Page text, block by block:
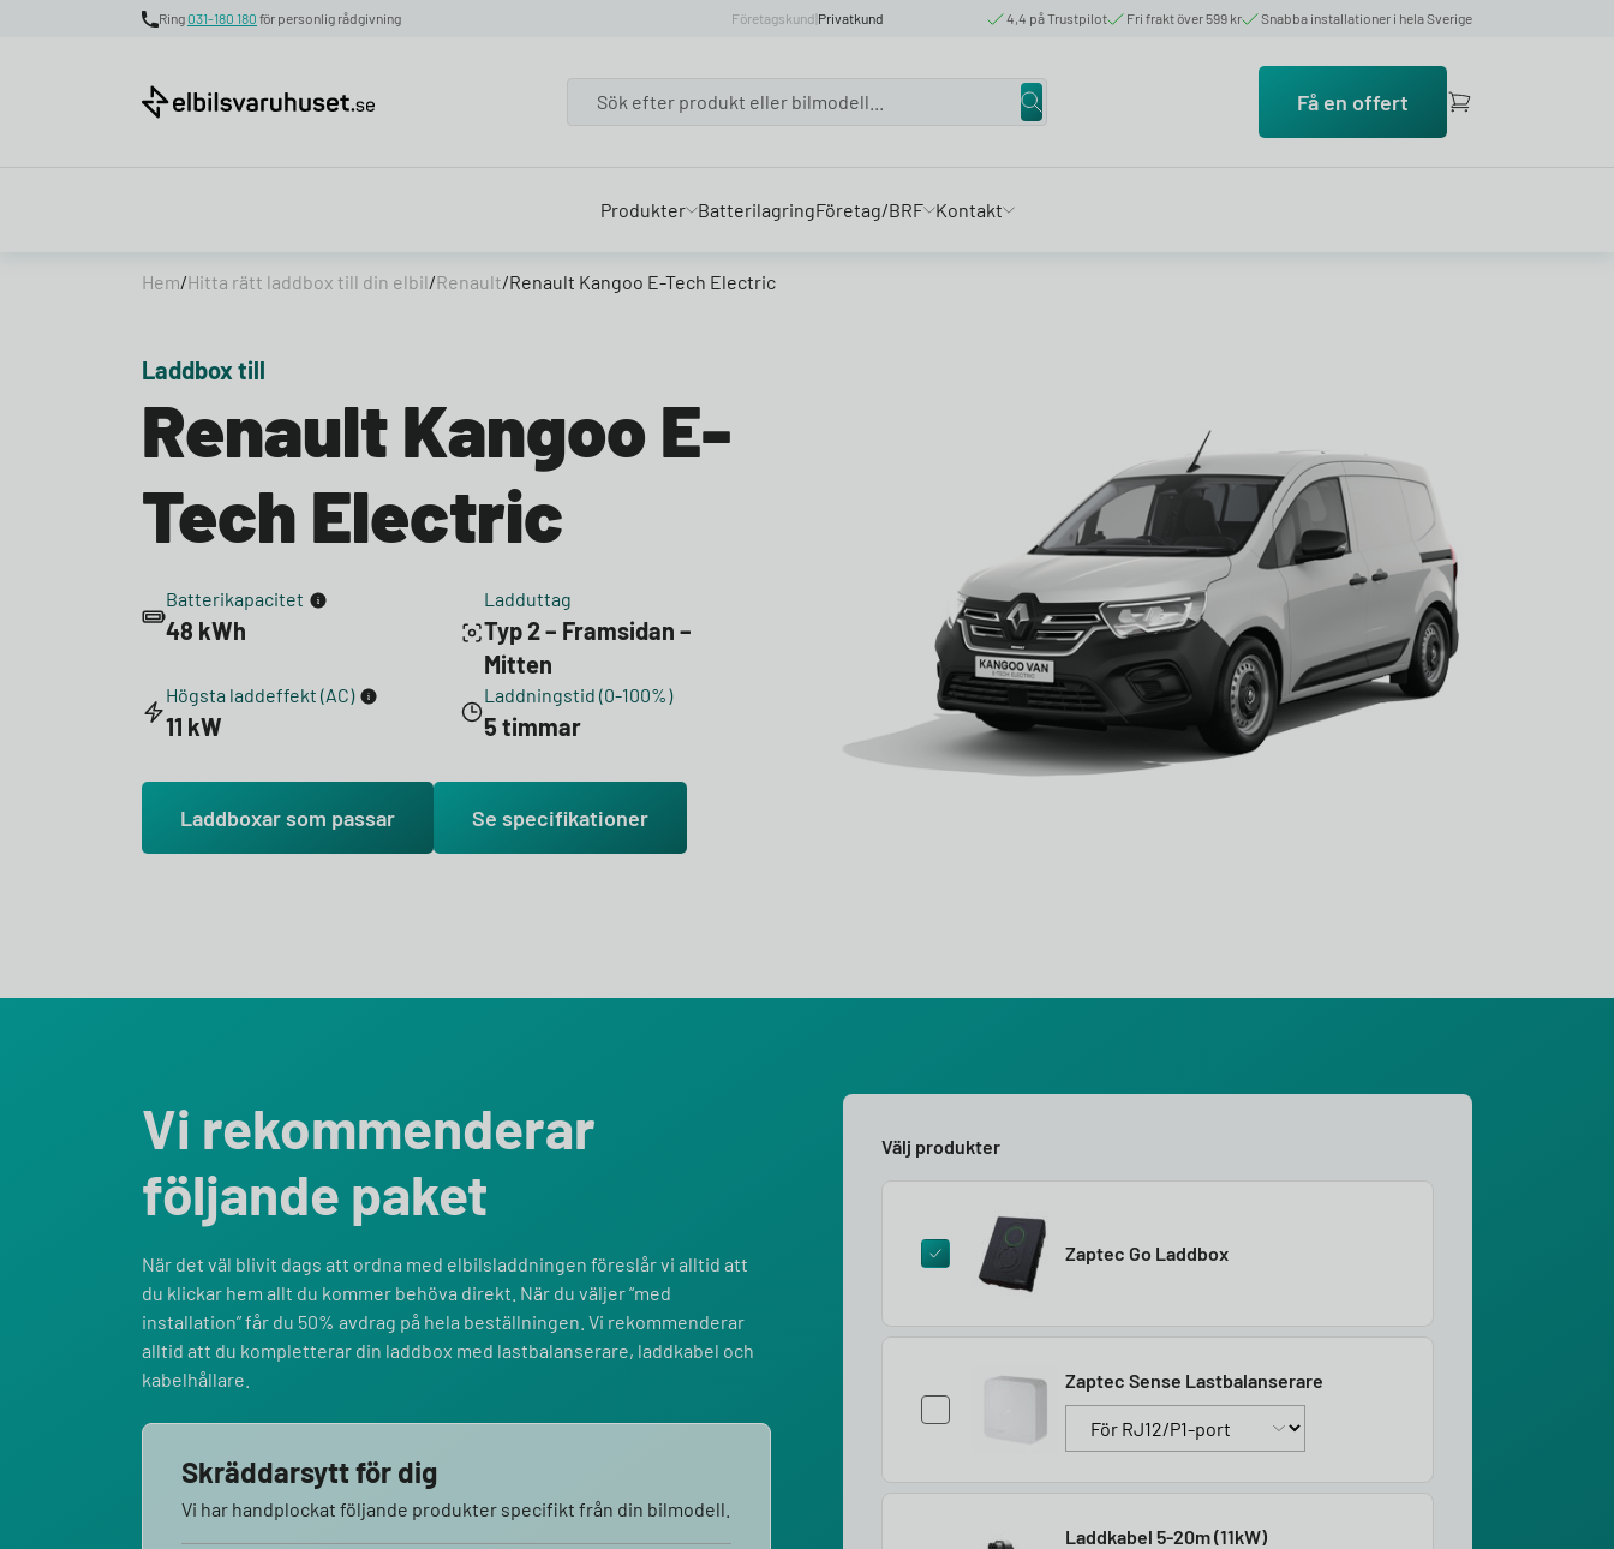
Ring031-180 180 för personlig rådgivning Företagskund|Privatkund 4,4 på Trustpilot Fri frakt över 599 kr Snabba installationer i hela Sverige
Få en offert
Produkter BatterilagringFöretag/BRF Kontakt
Hem/Hitta rätt laddbox till din elbil/Renault/Renault Kangoo E-Tech Electric
Laddbox till
Renault Kangoo E-
Tech Electric
Batterikapacitet
48 kWh
Ladduttag
Typ 2 – Framsidan –
Mitten
Högsta laddeffekt (AC)
11 kW
Laddningstid (0-100%)
5 timmar
Laddboxar som passar Se specifikationer
Vi rekommenderar
följande paket
När det väl blivit dags att ordna med elbilsladdningen föreslår vi alltid att
du klickar hem allt du kommer behöva direkt. När du väljer “med
installation” får du 50% avdrag på hela beställningen. Vi rekommenderar
alltid att du kompletterar din laddbox med lastbalanserare, laddkabel och
kabelhållare.
Skräddarsytt för dig
Vi har handplockat följande produkter specifikt från din bilmodell.
Välj produkter
Zaptec Go Laddbox
Zaptec Sense Lastbalanserare
Laddkabel 5-20m (11kW)